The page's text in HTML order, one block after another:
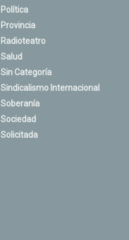
Política
Provincia
Radioteatro
Salud
Sin Categoría
Sindicalismo Internacional
Soberanía
Sociedad
Solicitada